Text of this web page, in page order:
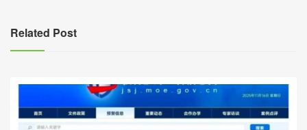
覽
Related Post